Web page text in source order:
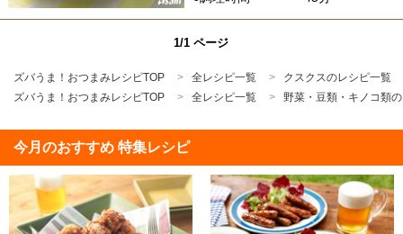
1/1 ページ
ズバうま！おつまみレシピTOP 全レシピ一覧
クスクスのレシピ一覧
ズバうま！おつまみレシピTOP
全レシピ一覧 野菜・豆類・キノコ類
今月のおすすめ 特集レシピ